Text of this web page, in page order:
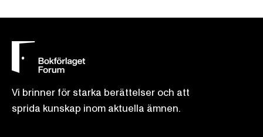
Vi brinner för starka berättelser och att
sprida kunskap inom aktuella ämnen.